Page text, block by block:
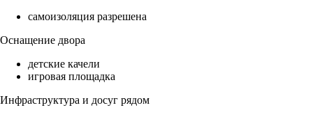
самоизоляция разрешена
Оснащение двора
детские качели
игровая площадка
Инфраструктура и досуг рядом